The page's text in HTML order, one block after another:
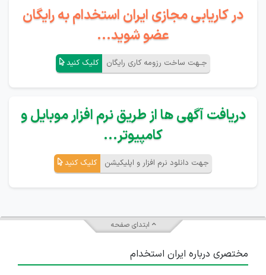
در کاریابی مجازی ایران استخدام به رایگان
عضو شوید...
جـهت ساخت رزومه کاری رایگان کلیک کنید
دریافت آگهی ها از طریق نرم افزار موبایل و
کامپیوتر...
جهت دانلود نرم افزار و اپلیکیشن کلیک کنید
ابتدای صفحه
مختصری درباره ایران استخدام